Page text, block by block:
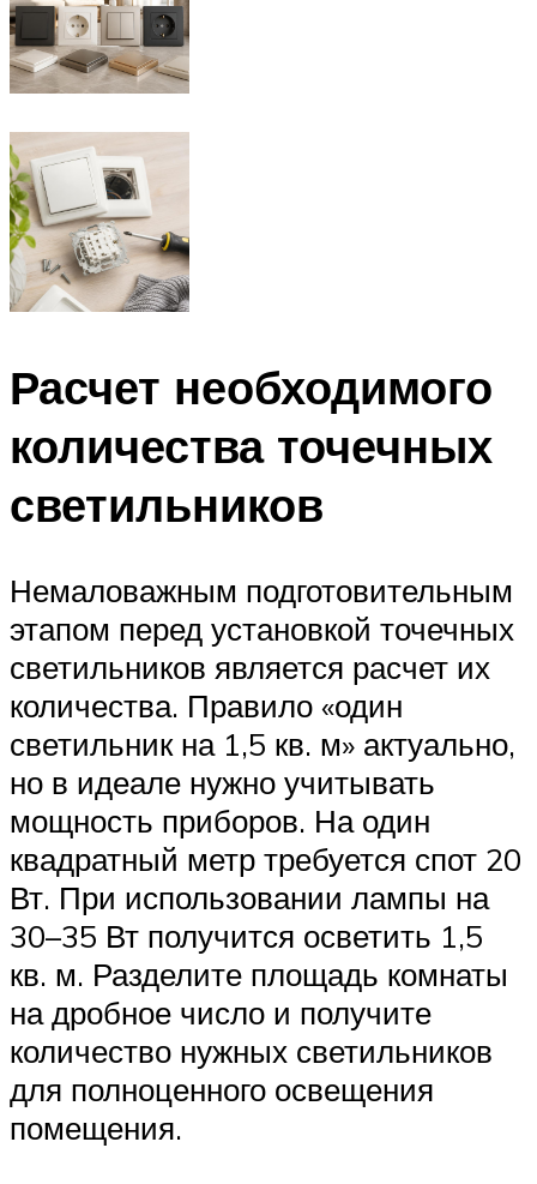
Расчет необходимого
количества точечных
светильников
Немаловажным подготовительным
этапом перед установкой точечных
светильников является расчет их
количества. Правило «один
светильник на 1,5 кв. м» актуально,
но в идеале нужно учитывать
мощность приборов. На один
квадратный метр требуется спот 20
Вт. При использовании лампы на
30–35 Вт получится осветить 1,5
кв. м. Разделите площадь комнаты
на дробное число и получите
количество нужных светильников
для полноценного освещения
помещения.